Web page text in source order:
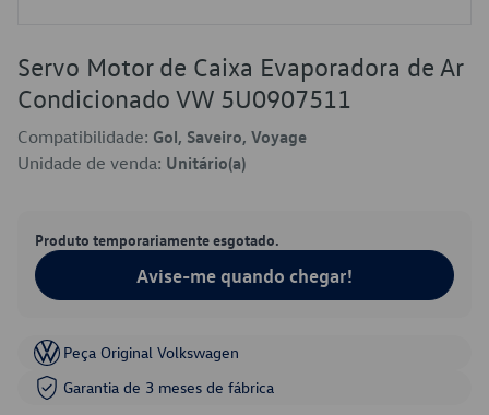
Servo Motor de Caixa Evaporadora de Ar
Condicionado VW 5U0907511
Compatibilidade: Gol, Saveiro, Voyage
Unidade de venda: Unitário(a)
Produto temporariamente esgotado.
Avise-me quando chegar!
Peça Original Volkswagen
Garantia de 3 meses de fábrica